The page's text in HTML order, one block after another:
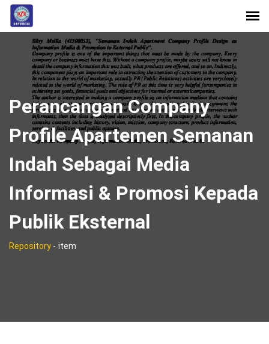
Perancangan Company
Profile Apartemen Semanan
Indah Sebagai Media
Informasi & Promosi Kepada
Publik Eksternal
Repository - item